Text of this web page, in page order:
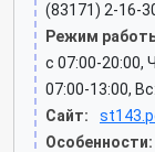
(83171) 2-16-
Режим
c 07:00-20:00,
07:00-13:00,
Сайт:
Особенности: